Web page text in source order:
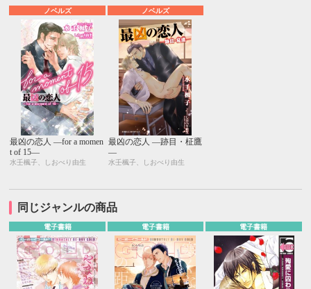
ノベルズ
最凶の恋人 ―for a momen
t of 15―
水壬楓子、しおべり由生
ノベルズ
最凶の恋人 ―跡目・柾鷹
―
水壬楓子、しおべり由生
同じジャンルの商品
電子書籍 電子書籍 電子書籍